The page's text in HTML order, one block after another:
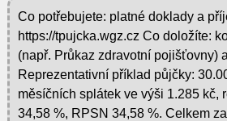
Co potřebujete: platné doklady a
https://tpujcka.wgz.cz Co doložíte:
(např. Průkaz zdravotní pojišťovny)
Reprezentativní příklad půjčky:
měsíčních splátek ve výši 1.285 kč,
34,58 %, RPSN 34,58 %. Celkem